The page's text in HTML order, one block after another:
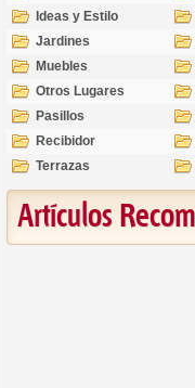
Ideas y Estilo
Jardines
Muebles
Otros Lugares
Pasillos
Recibidor
Terrazas
Artículos